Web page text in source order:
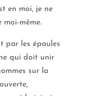
en moi, je ne
même.
par les épaules
qui doit unir
sur la